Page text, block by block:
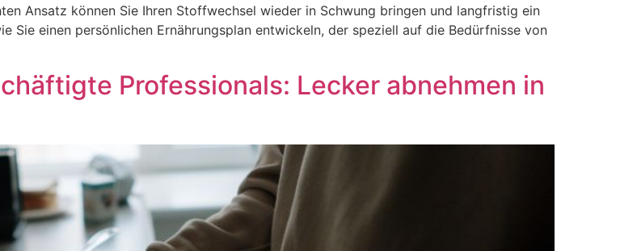
Ansatz können Sie Ihren Stoffwechsel wieder in Schwung bringen und langfristig ein
Sie einen persönlichen Ernährungsplan entwickeln, der speziell auf die Bedürfnisse von
Professionals: Lecker abnehmen in